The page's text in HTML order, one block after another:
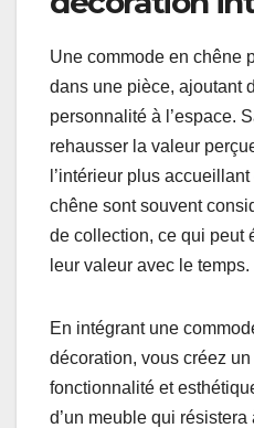
Une commode en chêne
dans une pièce, ajoutant
personnalité à l’espace.
rehausser la valeur
l’intérieur plus
chêne sont souvent
de collection, ce qui peut
leur valeur avec le temps.
En intégrant une
décoration, vous créez
fonctionnalité et
d’un meuble qui résistera